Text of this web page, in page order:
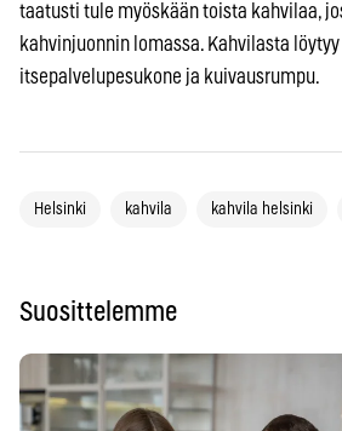
taatusti tule myöskään toista kahvilaa,
kahvinjuonnin lomassa. Kahvilasta
itsepalvelupesukone ja kuivausrumpu.
Helsinki kahvila kahvila helsinki
Suosittelemme